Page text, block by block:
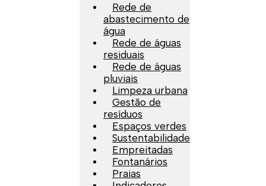
Rede de
abastecimento de
água
Rede de águas
residuais
Rede de águas
pluviais
Limpeza urbana
Gestão de
resíduos
Espaços verdes
Sustentabilidade
Empreitadas
Fontanários
Praias